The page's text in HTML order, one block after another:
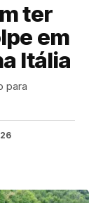
ter
em
Itália
para